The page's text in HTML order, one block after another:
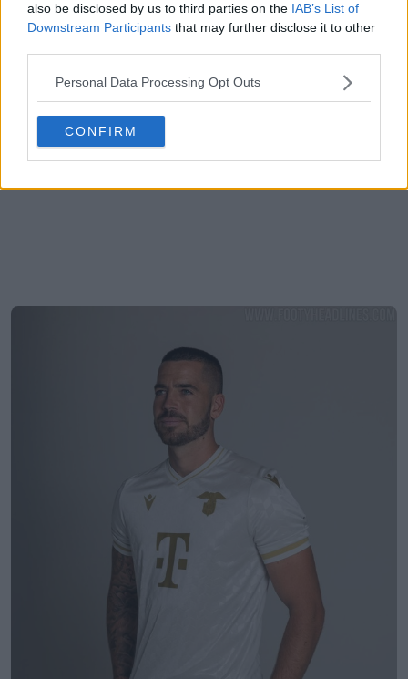
also be disclosed by us to third parties on the IAB’s List of
Downstream Participants that may further disclose it to other
Personal Data Processing Opt Outs
CONFIRM